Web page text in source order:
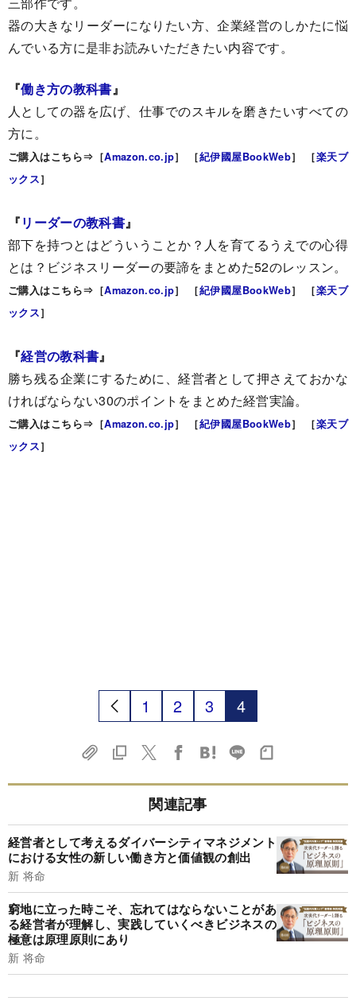
器の大きなリーダーになりたい方、企業経営のしかたに悩
んでいる方に是非お読みいただきたい内容です。
『働き方の教科書』
人としての器を広げ、仕事でのスキルを磨きたいすべての
方に。
ご購入はこちら⇒［Amazon.co.jp］ ［紀伊國屋BookWeb］ ［楽天ブ
ックス］
『リーダーの教科書』
部下を持つとはどういうことか？人を育てるうえでの心得
とは？ビジネスリーダーの要諦をまとめた52のレッスン。
ご購入はこちら⇒［Amazon.co.jp］ ［紀伊國屋BookWeb］ ［楽天ブ
ックス］
『経営の教科書』
勝ち残る企業にするために、経営者として押さえておかな
ければならない30のポイントをまとめた経営実論。
ご購入はこちら⇒［Amazon.co.jp］ ［紀伊國屋BookWeb］ ［楽天ブ
ックス］
1 2 3 4
関連記事
経営者として考えるダイバーシティマネジメント
における女性の新しい働き方と価値観の創出
新 将命
窮地に立った時こそ、忘れてはならないことがあ
る経営者が理解し、実践していくべきビジネスの
極意は原理原則にあり
新 将命